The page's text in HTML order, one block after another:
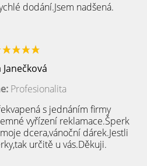
dodání.Jsem nadšená.
Janečková
Profesionalita
s jednáním firmy
vyřízení reklamace.Šperk
dcera,vánoční dárek.Jestli
určitě u vás.Děkuji.